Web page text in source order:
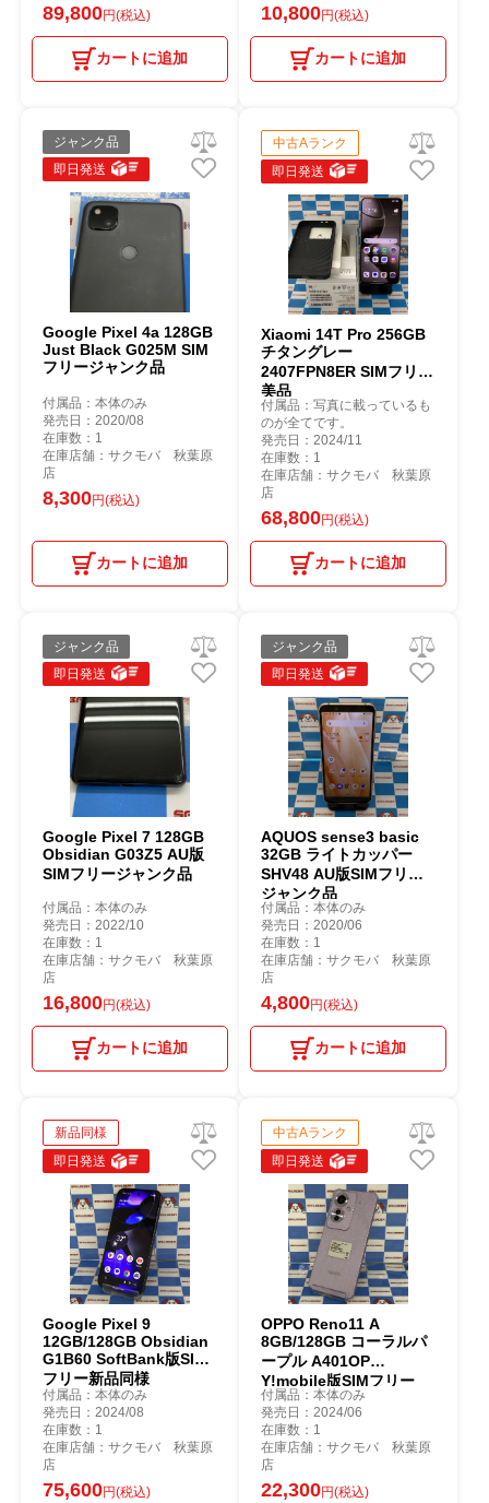
89,800円(税込)
カートに追加
10,800円(税込)
カートに追加
ジャンク品
即日発送
Google Pixel 4a 128GB
Just Black G025M SIM
フリージャンク品
付属品：本体のみ
発売日：2020/08
在庫数：1
在庫店舗：サクモバ 秋葉原
店
8,300円(税込)
カートに追加
中古Aランク
即日発送
Xiaomi 14T Pro 256GB
チタングレー
2407FPN8ER SIMフリー
美品
付属品：写真に載っているも
のが全てです。
発売日：2024/11
在庫数：1
在庫店舗：サクモバ 秋葉原
店
68,800円(税込)
カートに追加
ジャンク品
即日発送
Google Pixel 7 128GB
Obsidian G03Z5 AU版
SIMフリージャンク品
付属品：本体のみ
発売日：2022/10
在庫数：1
在庫店舗：サクモバ 秋葉原
店
16,800円(税込)
カートに追加
ジャンク品
即日発送
AQUOS sense3 basic
32GB ライトカッパー
SHV48 AU版SIMフリー
ジャンク品
付属品：本体のみ
発売日：2020/06
在庫数：1
在庫店舗：サクモバ 秋葉原
店
4,800円(税込)
カートに追加
新品同様
即日発送
Google Pixel 9
12GB/128GB Obsidian
G1B60 SoftBank版SIM
フリー新品同様
付属品：本体のみ
発売日：2024/08
在庫数：1
在庫店舗：サクモバ 秋葉原
店
75,600円(税込)
中古Aランク
即日発送
OPPO Reno11 A
8GB/128GB コーラルパ
ープル A401OP
Y!mobile版SIMフリー
付属品：本体のみ
発売日：2024/06
在庫数：1
在庫店舗：サクモバ 秋葉原
店
22,300円(税込)